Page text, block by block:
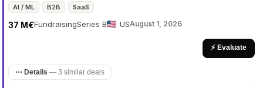
AI / ML B2B SaaS
Fundraising
37 M€ Series B USAugust 1, 2026
⚡ Evaluate
⋯ Details — 3 similar deals